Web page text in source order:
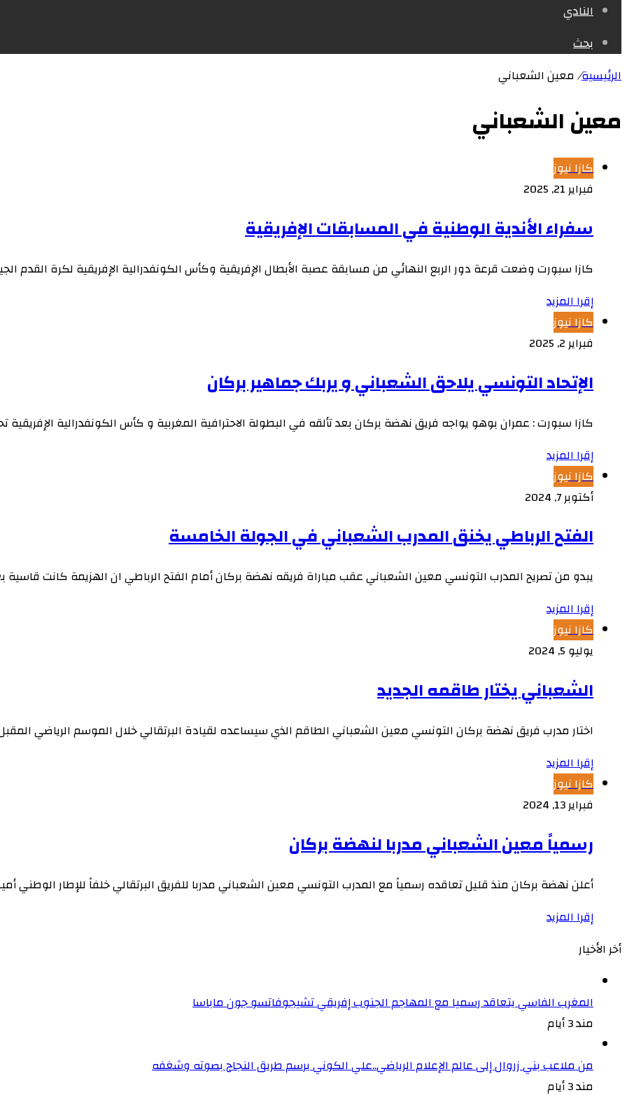
النادي
بحث
الرئيسية/ معين الشعباني
معين الشعباني
كازا نيوز
فبراير 21, 2025
سفراء الأندية الوطنية في المسابقات الإفريقية
كازا سبورت وضعت قرعة دور الربع النهائي من مسابقة عصبة الأبطال الإفريقية وكأس الكونفدرالية الإفريقية لكرة القدم
إقرا المزيد
كازا نيوز
فبراير 2, 2025
الإتحاد التونسي يلاحق الشعباني و يربك جماهير بركان
كازا سبورت : عمران بوهو يواجه فريق نهضة بركان بعد تألقه في البطولة الاحترافية المغربية و كأس الكونفدرالية الإفريقية
إقرا المزيد
كازا نيوز
أكتوبر 7, 2024
الفتح الرباطي يخنق المدرب الشعباني في الجولة الخامسة
يبدو من تصريح المدرب التونسي معين الشعباني عقب مباراة فريقه نهضة بركان أمام الفتح الرباطي ان الهزيمة كانت
إقرا المزيد
كازا نيوز
يوليو 5, 2024
الشعباني يختار طاقمه الجديد
اختار مدرب فريق نهضة بركان التونسي معين الشعباني الطاقم الذي سيساعده لقيادة البرتقالي خلال الموسم الرياضي
إقرا المزيد
كازا نيوز
فبراير 13, 2024
رسمياً معين الشعباني مدربا لنهضة بركان
أعلن نهضة بركان منذ قليل تعاقده رسمياً مع المدرب التونسي معين الشعباني مدربا للفريق البرتقالي خلفاً للإطار الوطني
إقرا المزيد
أخر الأخيار
المغرب الفاسي يتعاقد رسميا مع المهاجم الجنوب إفريقي تشيجوفاتسو جون ماباسا
مند 3 أيام
من ملاعب بني زروال إلى عالم الإعلام الرياضي..علي الكوني يرسم طريق النجاح بصوته وشغفه
مند 3 أيام